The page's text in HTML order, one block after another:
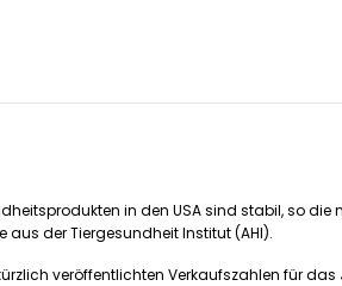
in den USA sind stabil, so die
aus der Tiergesundheit Institut (AHI).
veröffentlichten Verkaufszahlen für das